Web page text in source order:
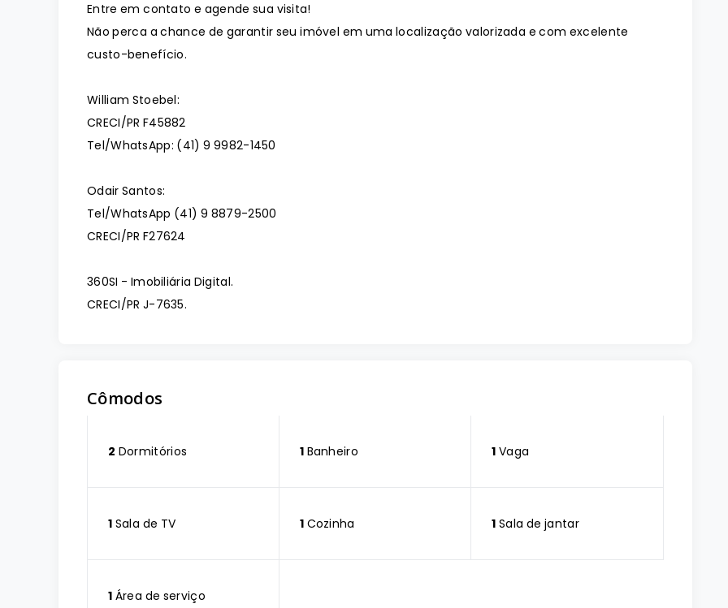
Entre em contato e agende sua visita!
Não perca a chance de garantir seu imóvel em uma localização valorizada e com excelente
custo-benefício.
William Stoebel:
CRECI/PR F45882
Tel/WhatsApp: (41) 9 9982-1450
Odair Santos:
Tel/WhatsApp (41) 9 8879-2500
CRECI/PR F27624
360SI - Imobiliária Digital.
CRECI/PR J-7635.
Cômodos
2 Dormitórios 1Banheiro 1 Vaga
1 Sala de TV 1Cozinha 1 Sala de jantar
1 Área de serviço